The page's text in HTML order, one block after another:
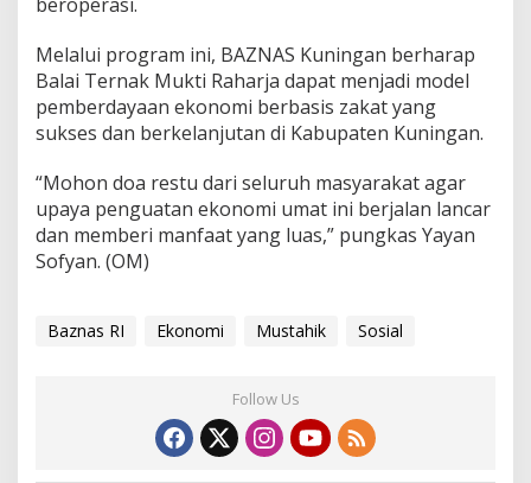
Melalui program ini, BAZNAS Kuningan berharap
Balai Ternak Mukti Raharja dapat menjadi model
pemberdayaan ekonomi berbasis zakat yang
sukses dan berkelanjutan di Kabupaten Kuningan.
“Mohon doa restu dari seluruh masyarakat agar
upaya penguatan ekonomi umat ini berjalan lancar
dan memberi manfaat yang luas,” pungkas Yayan
Sofyan. (OM)
Baznas RI Ekonomi Mustahik Sosial
Follow Us